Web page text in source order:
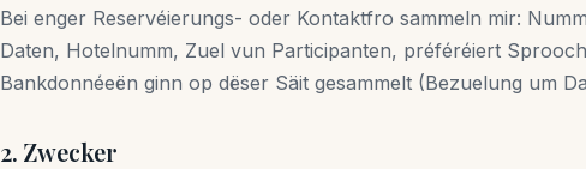
Bei enger Reservéierungs- oder Kontaktfro sammeln mir:
Daten, Hotelnumm, Zuel vun Participanten, préféréiert
Bankdonnéeën ginn op dëser Säit gesammelt (Bezuelung um
2. Zwecker